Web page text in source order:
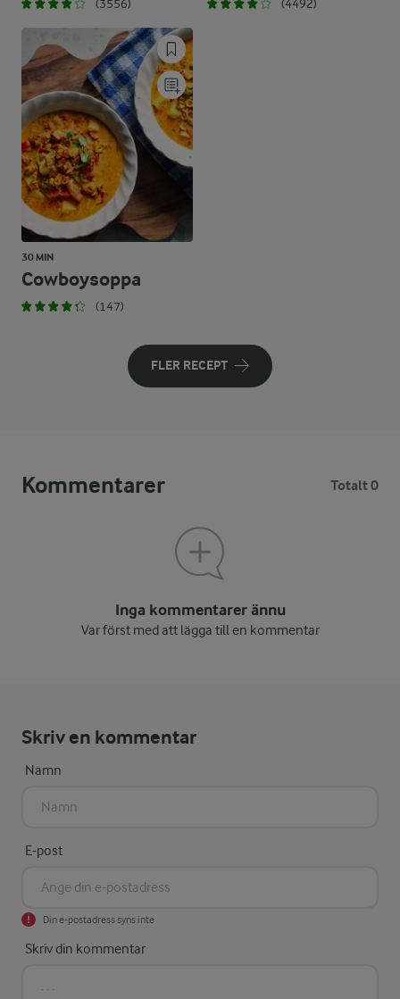
(3556) (4492)
30 MIN
Cowboysoppa
(147)
FLER RECEPT
Kommentarer Totalt 0
Inga kommentarer ännu
Var först med att lägga till en kommentar
Skriv en kommentar
Namn
E-post
Din e-postadress syns inte
Skriv din kommentar